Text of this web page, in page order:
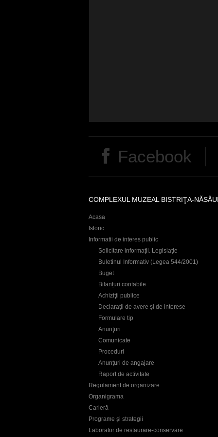
Facebook
COMPLEXUL MUZEAL BISTRIŢA-
Acasa
Istoric
Informatii de interes public
Solicitare informații. Legislație
Buletinul Informativ (Legea 544/2001)
Buget
Bilanțuri contabile
Achiziţii publice
Declaraţii de avere și de interese
Formulare tip
Anunţuri
Comunicate
Proceduri
Anunţuri de angajare
Raport de activitate
Regulament de organizare
Organigrama
Carieră
Programe și strategii
Laborator de restaurare-conservare